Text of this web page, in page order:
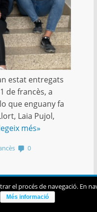
estat entregats
de francès, a
que enguany fa
Laia Pujol,
més»
0
|©2026 Infoself Group |
el procés de navegació. En
Més informació